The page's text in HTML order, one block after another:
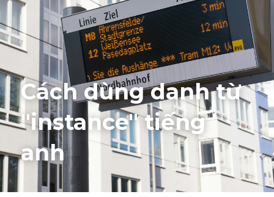
Học thử →
Cách dùng danh từ
"instance" tiếng
anh